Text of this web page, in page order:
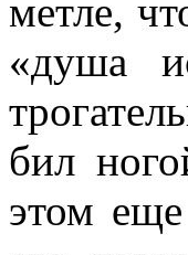
метле,
«ду­ша
бил
этом